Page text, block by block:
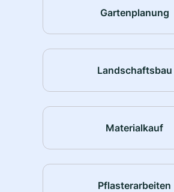
Gartenplanung
Landschaftsbau
Materialkauf
Pflasterarbeiten